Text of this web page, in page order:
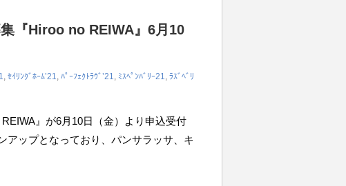
『Hiroo no REIWA』6月10
, ｾｲﾘﾝｸﾞﾎｰﾑ’21, ﾊﾟｰﾌｪｸﾄﾗｳﾞ’21, ﾐｽﾍﾟﾝﾊﾞﾘｰ21, ﾗｽﾞﾍﾞﾘ
』が6月10日（金）より申込受付
アップとなっており、パンサラッサ、キ